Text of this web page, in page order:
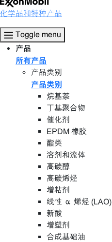
化学品和特种产品
Toggle menu
产品
所有产品
产品类别
产品类别
烷基萘
丁基聚合物
催化剂
EPDM 橡胶
酯类
溶剂和流体
高碳醇
高碳烯烃
增粘剂
线性 α 烯烃 (LAO)
新酸
增塑剂
合成基础油